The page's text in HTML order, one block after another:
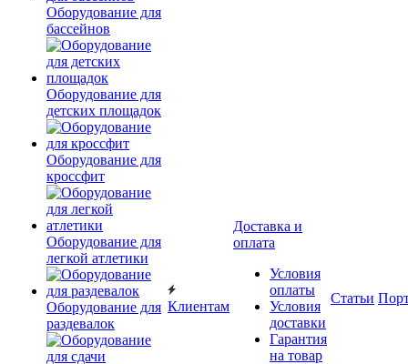
Оборудование для
бассейнов
Оборудование для
детских площадок
Оборудование для
кроссфит
Оборудование для
легкой атлетики
Оборудование для
раздевалок
Клиентам
Доставка и
оплата
Условия
оплаты
Условия
доставки
Гарантия
на товар
Статьи